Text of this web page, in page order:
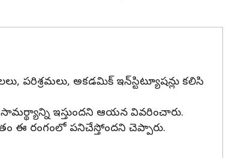
అకడమిక్‌ ఇన్‌స్టిట్యూషన్లు కలిసి
ఇస్తుందని ఆయన వివరించారు.
ఈ రంగంలో పనిచేస్తోందని చెప్పారు.